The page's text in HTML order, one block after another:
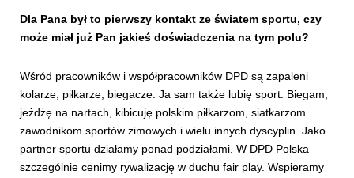
Dla Pana był to pierwszy kontakt ze światem sportu, czy
może miał już Pan jakieś doświadczenia na tym polu?
Wśród pracowników i współpracowników DPD są zapaleni
kolarze, piłkarze, biegacze. Ja sam także lubię sport. Biegam,
jeżdżę na nartach, kibicuję polskim piłkarzom, siatkarzom
zawodnikom sportów zimowych i wielu innych dyscyplin. Jako
partner sportu działamy ponad podziałami. W DPD Polska
szczególnie cenimy rywalizację w duchu fair play. Wspieramy